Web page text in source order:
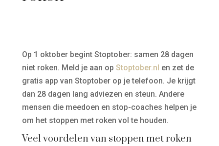
Op 1 oktober begint Stoptober: samen 28 dagen
niet roken. Meld je aan op Stoptober.nl en zet de
gratis app van Stoptober op je telefoon. Je krijgt
dan 28 dagen lang adviezen en steun. Andere
mensen die meedoen en stop-coaches helpen je
om het stoppen met roken vol te houden.
Veel voordelen van stoppen met roken